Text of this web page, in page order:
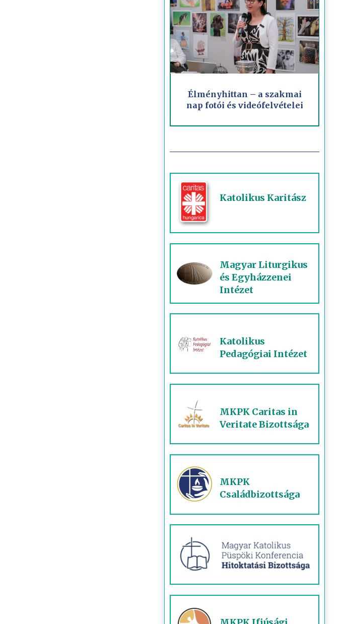
Élményhittan – a szakmai
nap fotói és videófelvételei
Katolikus Karitász
Magyar Liturgikus
és Egyházzenei
Intézet
Katolikus
Pedagógiai Intézet
MKPK Caritas in
Veritate Bizottsága
MKPK
Családbizottsága